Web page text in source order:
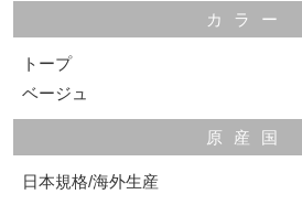
カラー
トープ
ベージュ
原産国
日本規格/海外生産